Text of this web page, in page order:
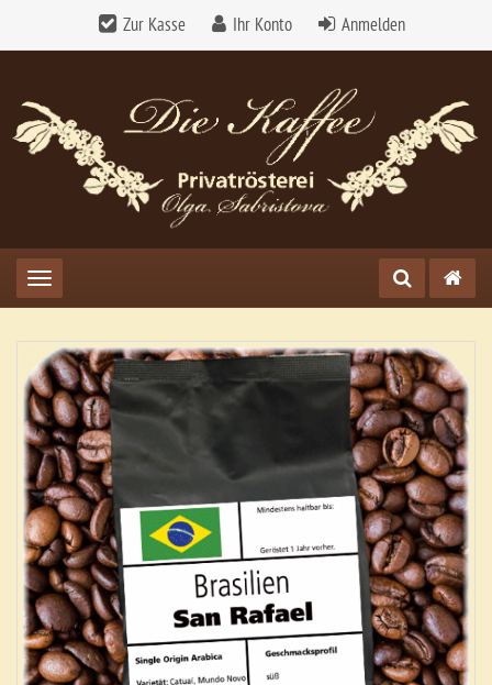
Zur Kasse Ihr Konto Anmelden
Toggle navigation